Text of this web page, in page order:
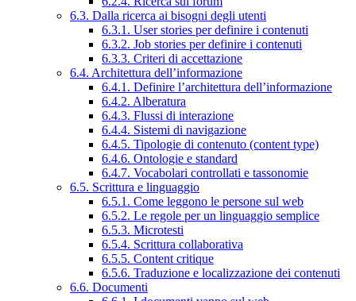
6.3. Dalla ricerca ai bisogni degli utenti
6.3.1. User stories per definire i contenuti
6.3.2. Job stories per definire i contenuti
6.3.3. Criteri di accettazione
6.4. Architettura dell’informazione
6.4.1. Definire l’architettura dell’informazione
6.4.2. Alberatura
6.4.3. Flussi di interazione
6.4.4. Sistemi di navigazione
6.4.5. Tipologie di contenuto (content type)
6.4.6. Ontologie e standard
6.4.7. Vocabolari controllati e tassonomie
6.5. Scrittura e linguaggio
6.5.1. Come leggono le persone sul web
6.5.2. Le regole per un linguaggio semplice
6.5.3. Microtesti
6.5.4. Scrittura collaborativa
6.5.5. Content critique
6.5.6. Traduzione e localizzazione dei contenuti
6.6. Documenti